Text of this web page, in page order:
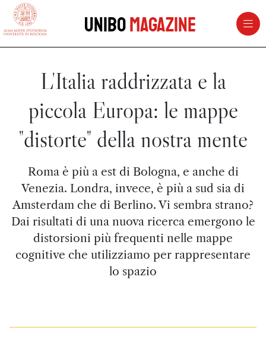
vai al contenuto della pagina
UniboMagazine
L'Italia raddrizzata e la
piccola Europa: le mappe
"distorte" della nostra mente
Roma è più a est di Bologna, e anche di
Venezia. Londra, invece, è più a sud sia di
Amsterdam che di Berlino. Vi sembra strano?
Dai risultati di una nuova ricerca emergono le
distorsioni più frequenti nelle mappe
cognitive che utilizziamo per rappresentare
lo spazio